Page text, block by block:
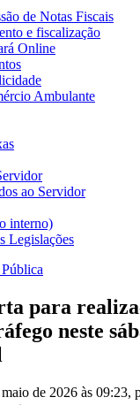
de Notas Fiscais
e fiscalização
Online
Ambulante
ao Servidor
interno)
Legislações
para
neste
de 2026 às 09:23,